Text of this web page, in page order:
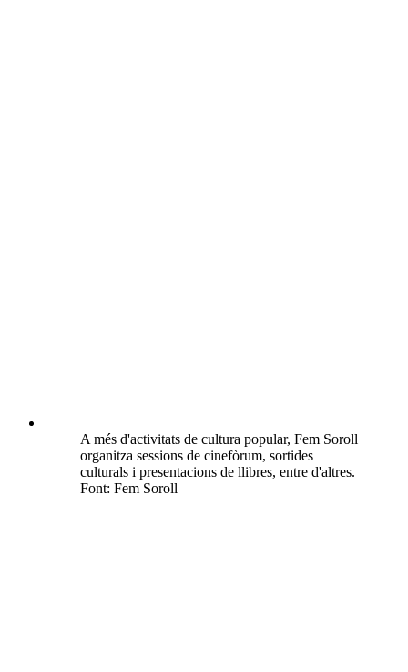
A més d'activitats de cultura popular, Fem Soroll
organitza sessions de cinefòrum, sortides
culturals i presentacions de llibres, entre d'altres.
Font: Fem Soroll